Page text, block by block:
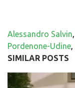
Alessandro Salvin,
Pordenone-Udine,
SIMILAR POSTS